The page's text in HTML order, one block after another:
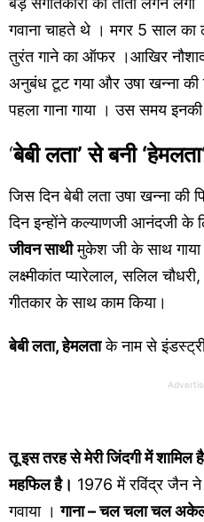
गवाना चाहते थे । मगर 5 साल का
तुरंत गाने का ऑफर ।आखिर
अनुबंध टूट गया और उषा खन्ना की
पहला गाना गाया । उस समय
‘बेबी लता’ से बनी ‘हेमलता
जिस दिन बेबी लता उषा खन्ना की
दिन इन्होंने कल्याणजी आनंदजी के
जीवन साथीमुकेश जी के साथ
लक्ष्मीकांत प्यारेलाल, सलिल
गीतकार के साथ काम किया।
बेबी लता, हेमलताके नाम से
तू इस तरह से मेरी जिंदगी में शामिल
महफिल है। 1976 में रविंद्र जैन
गवाया ।गाना – चल चला चल